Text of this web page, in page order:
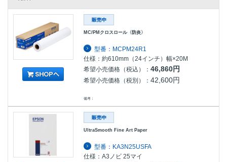
MC/PMクロスロール〈防炎〉
型番：MCPM24R1
仕様：約610mm（24インチ）幅×20M
希望小売価格（税込）： 46,860円
希望小売価格（税別）： 42,600円
備考：
UltraSmooth Fine Art Paper
型番：KA3N25USFA
仕様：A3ノビ 25マイ